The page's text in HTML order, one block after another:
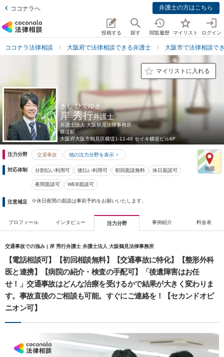
ココナラへ 弁護士の方はこちら
投稿する 探す 閲覧履歴 マイリスト ログイン
ココナラ法律相談 大阪府で法律相談できる弁護士 大阪市で法律相談で
マイリストに入れる
きし ひでゆき
岸 秀行弁護士
弁護士法人 大阪鶴見法律事務所
横堤駅
大阪府大阪市鶴見区横堤1-11-48 セイキ横堤ビル6F
注力分野 交通事故 他の注力分野を表示
対応体制 分割払い利用可 後払い利用可 初回面談無料 休日面談可
夜間面談可 WEB面談可
注意補足 ※休日夜間の面談は事前予約をお願いいたします。
プロフィール インタビュー 注力分野 事例紹介 料金表
交通事故での強み | 岸 秀行弁護士 弁護士法人 大阪鶴見法律事務所
【電話相談可】【初回相談無料】【交通事故に特化】【整形外科
医と連携】【病院の紹介・検査の手配可】「後遺障害はお任
せ！」交通事故はどんな治療を受けるかで結果が大きく変わりま
す。事故直後のご相談も可能。すぐにご連絡を！【セカンドオピ
ニオン可】